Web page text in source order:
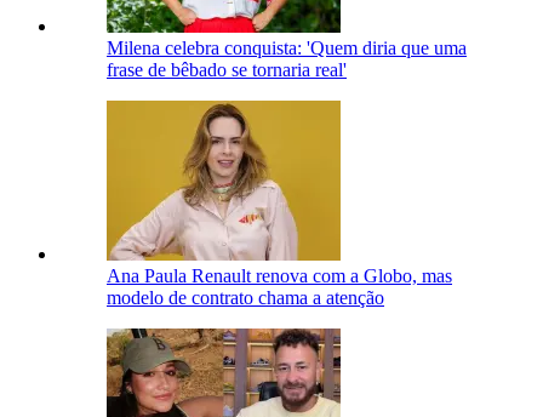
Milena celebra conquista: 'Quem diria que uma
frase de bêbado se tornaria real'
Ana Paula Renault renova com a Globo, mas
modelo de contrato chama a atenção